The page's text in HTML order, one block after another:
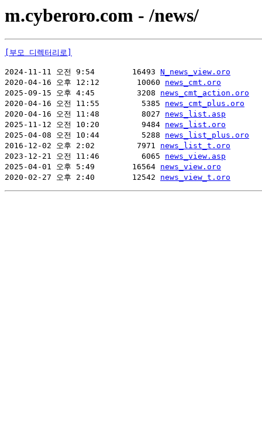
m.cyberoro.com - /news/
[부모 디렉터리로]
2024-11-11 오전 9:54        16493 N_news_view.oro
2020-04-16 오후 12:12        10060 news_cmt.oro
2025-09-15 오후 4:45         3208 news_cmt_action.oro
2020-04-16 오전 11:55         5385 news_cmt_plus.oro
2020-04-16 오전 11:48         8027 news_list.asp
2025-11-12 오전 10:20         9484 news_list.oro
2025-04-08 오전 10:44         5288 news_list_plus.oro
2016-12-02 오후 2:02         7971 news_list_t.oro
2023-12-21 오전 11:46         6065 news_view.asp
2025-04-01 오후 5:49        16564 news_view.oro
2020-02-27 오후 2:40        12542 news_view_t.oro